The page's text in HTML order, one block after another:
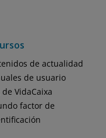
de actualidad
de usuario
de VidaCaixa
factor de